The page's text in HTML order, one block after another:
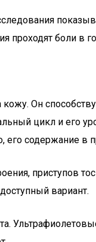
боли в
Он
цикл и
содержание в
приступов
вариант.